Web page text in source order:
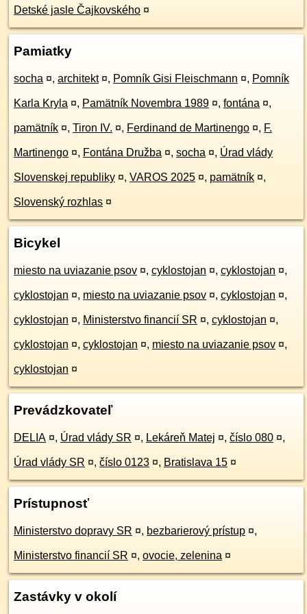
Detské jasle Čajkovského ¤
Pamiatky
socha ¤, architekt ¤, Pomník Gisi Fleischmann ¤, Pomník
Karla Kryla ¤, Pamätník Novembra 1989 ¤, fontána ¤,
pamätník ¤, Tiron IV. ¤, Ferdinand de Martinengo ¤, F.
Martinengo ¤, Fontána Družba ¤, socha ¤, Úrad vlády
Slovenskej republiky ¤, VAROS 2025 ¤, pamätník ¤,
Slovenský rozhlas ¤
Bicykel
miesto na uviazanie psov ¤, cyklostojan ¤, cyklostojan ¤,
cyklostojan ¤, miesto na uviazanie psov ¤, cyklostojan ¤,
cyklostojan ¤, Ministerstvo financií SR ¤, cyklostojan ¤,
cyklostojan ¤, cyklostojan ¤, miesto na uviazanie psov ¤,
cyklostojan ¤
Prevádzkovateľ
DELIA ¤, Úrad vlády SR ¤, Lekáreň Matej ¤, číslo 080 ¤,
Úrad vlády SR ¤, číslo 0123 ¤, Bratislava 15 ¤
Prístupnosť
Ministerstvo dopravy SR ¤, bezbarierový prístup ¤,
Ministerstvo financií SR ¤, ovocie, zelenina ¤
Zastávky v okolí